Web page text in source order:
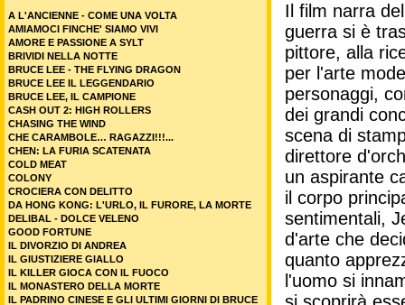
Il film narra
guerra si è
pittore, alla
per l'arte
personaggi,
dei grandi
scena di
direttore
un aspirante
il corpo
sentimentali,
d'arte che
quanto
l'uomo si
A L'ANCIENNE - COME UNA VOLTA
AMIAMOCI FINCHE' SIAMO VIVI
AMORE E PASSIONE A SYLT
BRIVIDI NELLA NOTTE
BRUCE LEE - THE FLYING DRAGON
BRUCE LEE IL LEGGENDARIO
BRUCE LEE, IL CAMPIONE
CASH OUT 2: HIGH ROLLERS
CHASING THE WIND
CHE CARAMBOLE… RAGAZZI!!!...
CHEN: LA FURIA SCATENATA
COLD MEAT
COLONY
CROCIERA CON DELITTO
DA HONG KONG: L'URLO, IL FURORE, LA MORTE
DELIBAL - DOLCE VELENO
GOOD FORTUNE
IL DIVORZIO DI ANDREA
IL GIUSTIZIERE GIALLO
IL KILLER GIOCA CON IL FUOCO
IL MONASTERO DELLA MORTE
IL PADRINO CINESE E GLI ULTIMI GIORNI DI BRUCE